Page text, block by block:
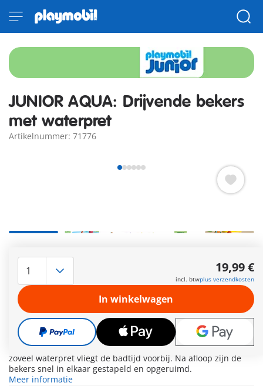
JUNIOR AQUA: Drijvende bekers
met waterpret
Artikelnummer: 71776
experimenteren. De drie drijvende bekers zorgen voor
afwisselend speelplezier in het bad. Welke beker vindt je kind
het leukst? De drijvende bekers kunnen heel eenvoudig
worden samengevoegd tot een grappige trein. Het schattige
zeepaardje en de kleine babykwallen zijn moe van het
zwemmen en nemen snel plaats in de bekers. Wie heeft er al
ontdekt wat de bekers kunnen? Houd de gevulde beker
gewoon in de lucht en kijk hoe het water er weer uitkomt. Met
zoveel waterpret vliegt de badtijd voorbij. Na afloop zijn de
bekers snel in elkaar gestapeld en opgeruimd.
Meer informatie
19,99 €
incl. btwplus verzendkosten
In winkelwagen